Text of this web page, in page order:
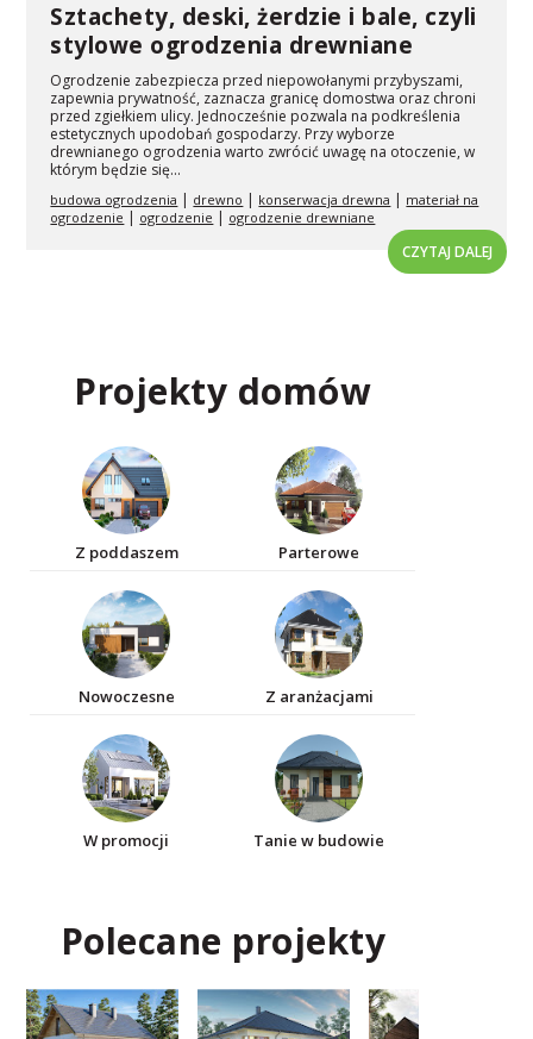
Sztachety, deski, żerdzie i bale, czyli
stylowe ogrodzenia drewniane
Ogrodzenie zabezpiecza przed niepowołanymi przybyszami,
zapewnia prywatność, zaznacza granicę domostwa oraz chroni
przed zgiełkiem ulicy. Jednocześnie pozwala na podkreślenia
estetycznych upodobań gospodarzy. Przy wyborze
drewnianego ogrodzenia warto zwrócić uwagę na otoczenie, w
którym będzie się...
budowa ogrodzenia drewno konserwacja drewna
materiał na
ogrodzenie
ogrodzenie ogrodzenie drewniane
CZYTAJ DALEJ
Projekty domów
Z poddaszem Parterowe
Nowoczesne Z aranżacjami
W promocji Tanie w budowie
Polecane projekty